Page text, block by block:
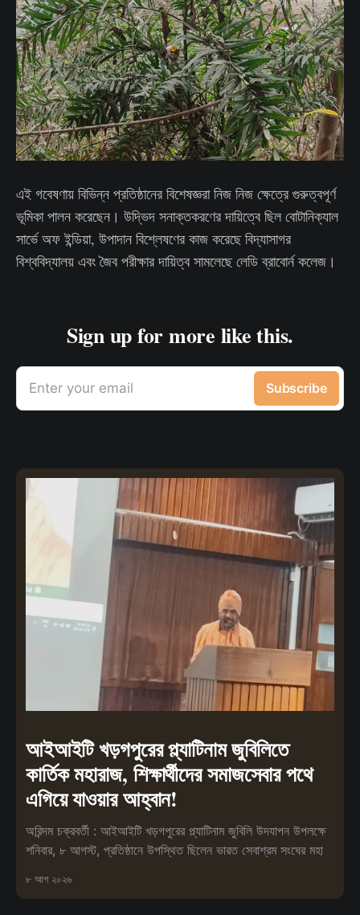
এই গবেষণায় বিভিন্ন প্রতিষ্ঠানের বিশেষজ্ঞরা নিজ নিজ ক্ষেত্রে গুরুত্বপূর্ণ
ভূমিকা পালন করেছেন। উদ্ভিদ সনাক্তকরণের দায়িত্বে ছিল বোটানিক্যাল
সার্ভে অফ ইন্ডিয়া, উপাদান বিশ্লেষণের কাজ করেছে বিদ্যাসাগর
বিশ্ববিদ্যালয় এবং জৈব পরীক্ষার দায়িত্ব সামলেছে লেডি ব্রাবোর্ন কলেজ।
Sign up for more like this.
Enter your email Subscribe
আইআইটি খড়গপুরের প্ল্যাটিনাম জুবিলিতে
কার্তিক মহারাজ, শিক্ষার্থীদের সমাজসেবার পথে
এগিয়ে যাওয়ার আহ্বান!
অরিন্দম চক্রবর্তী : আইআইটি খড়গপুরের প্ল্যাটিনাম জুবিলি উদযাপন উপলক্ষে
শনিবার, ৮ আগস্ট, প্রতিষ্ঠানে উপস্থিত ছিলেন ভারত সেবাশ্রম সংঘের মহা
৮ আগ ২০২৬